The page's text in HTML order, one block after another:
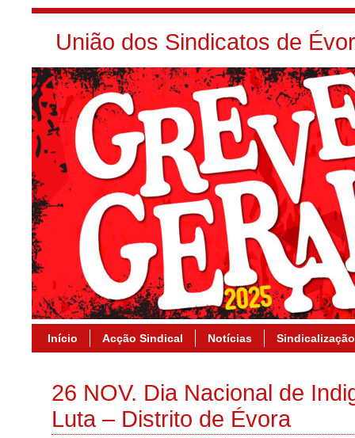
União dos Sindicatos de
Início Acção Sindical Notícias Sindicalização
26 NOV. Dia Nacional de
Luta – Distrito de Évora